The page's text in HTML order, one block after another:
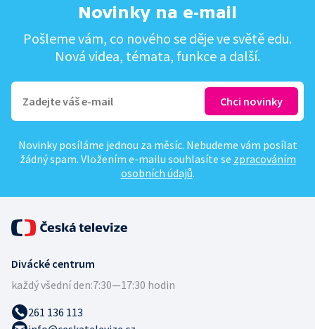
Novinky na e-mail
Pošleme vám, co nového se děje ve světě edu.
Nová videa, témata, funkce a další.
Novinky posíláme jednou za měsíc. Nebudeme vám posílat
žádný spam. Vložením e-mailu souhlasíte se zpracováním
osobních údajů.